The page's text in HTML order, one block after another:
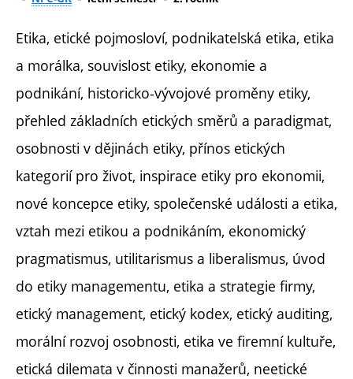
Etika, etické pojmosloví, podnikatelská etika, etika
a morálka, souvislost etiky, ekonomie a
podnikání, historicko-vývojové proměny etiky,
přehled základních etických směrů a paradigmat,
osobnosti v dějinách etiky, přínos etických
kategorií pro život, inspirace etiky pro ekonomii,
nové koncepce etiky, společenské události a etika,
vztah mezi etikou a podnikáním, ekonomický
pragmatismus, utilitarismus a liberalismus, úvod
do etiky managementu, etika a strategie firmy,
etický management, etický kodex, etický auditing,
morální rozvoj osobnosti, etika ve firemní kultuře,
etická dilemata v činnosti manažerů, neetické